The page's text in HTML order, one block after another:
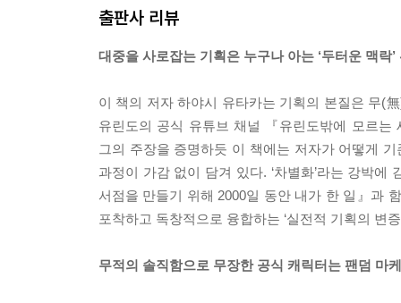
뉴스에서 한 기업을 취재했다고 가정해 보자. 만약
는’ 방송국은 신뢰받지 못할 것이고 아무도 보지
그렇게 해야 채널과 붓코로의 ‘솔직함’을 지킬 수
--- p.129~130
즉 매력적인 캐릭터를 만드는 비결은 기업의 각오
판단을 위임할 각오다. 도알라(일본 프로야구 구
터-역주)과 같은 위대한 성공 사례도 그 뒤에는
가 중요하다.
출판사 리뷰
대중을 사로잡는 기획은 누구나 아는 ‘두터운 맥락
이 책의 저자 하야시 유타카는 기획의 본질은 무(
유린도의 공식 유튜브 채널 『유린도밖에 모르
그의 주장을 증명하듯 이 책에는 저자가 어떻게
과정이 가감 없이 담겨 있다. ‘차별화’라는 강박
서점을 만들기 위해 2000일 동안 내가 한 일』과
포착하고 독창적으로 융합하는 ‘실전적 기획의 변
무적의 솔직함으로 무장한 공식 캐릭터는 팬덤 마